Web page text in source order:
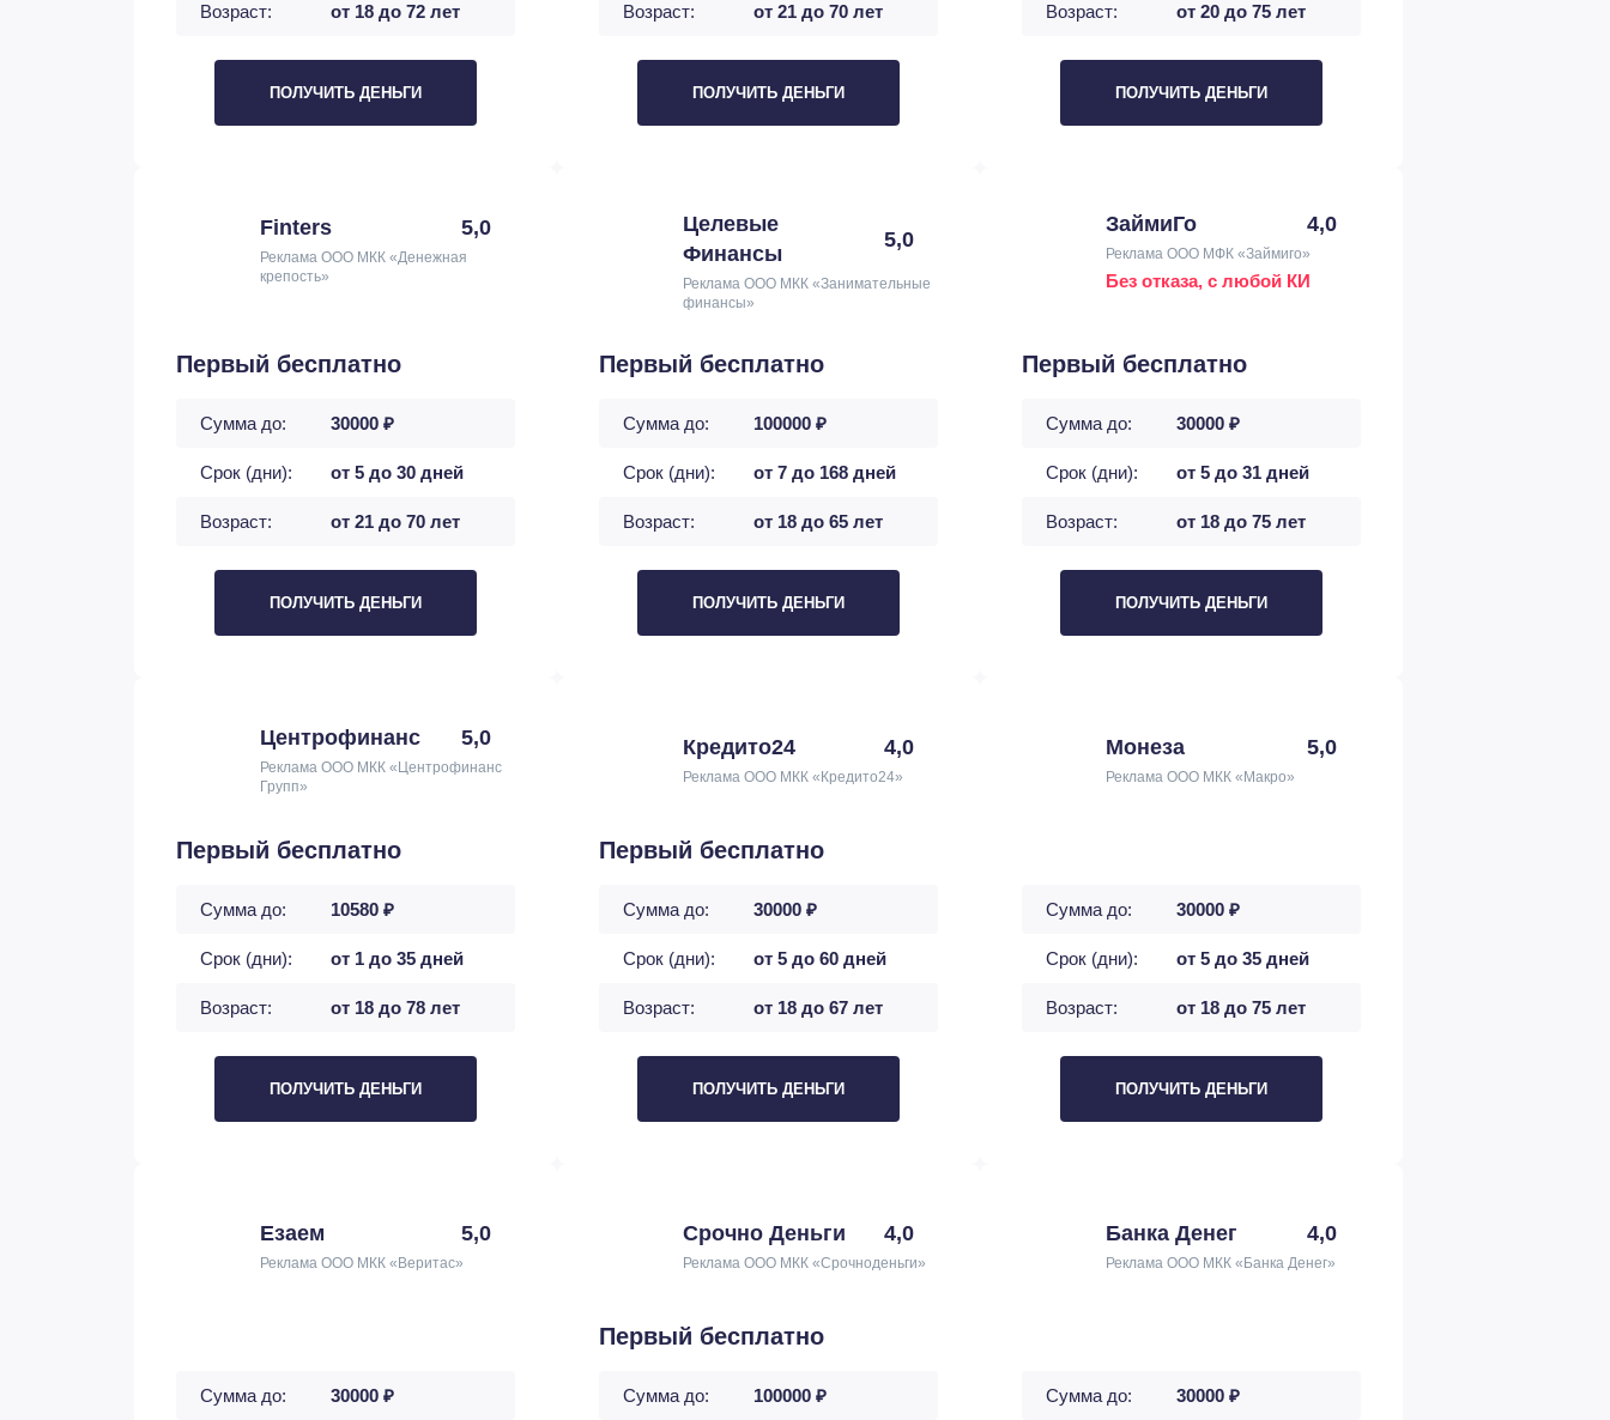
Возраст: от 18 до 72 лет
ПОЛУЧИТЬ ДЕНЬГИ
Возраст: от 21 до 70 лет
ПОЛУЧИТЬ ДЕНЬГИ
Возраст: от 20 до 75 лет
ПОЛУЧИТЬ ДЕНЬГИ
Finters 5,0
Реклама ООО МКК «Денежная
крепость»
Первый бесплатно
Сумма до: 30000 ₽
Срок (дни): от 5 до 30 дней
Возраст: от 21 до 70 лет
ПОЛУЧИТЬ ДЕНЬГИ
Целевые
Финансы
5,0
Реклама ООО МКК «Занимательные
финансы»
Первый бесплатно
Сумма до: 100000 ₽
Срок (дни): от 7 до 168 дней
Возраст: от 18 до 65 лет
ПОЛУЧИТЬ ДЕНЬГИ
ЗаймиГо 4,0
Реклама ООО МФК «Займиго»
Без отказа, с любой КИ
Первый бесплатно
Сумма до: 30000 ₽
Срок (дни): от 5 до 31 дней
Возраст: от 18 до 75 лет
ПОЛУЧИТЬ ДЕНЬГИ
Центрофинанс 5,0
Реклама ООО МКК «Центрофинанс
Групп»
Первый бесплатно
Сумма до: 10580 ₽
Срок (дни): от 1 до 35 дней
Возраст: от 18 до 78 лет
ПОЛУЧИТЬ ДЕНЬГИ
Кредито24 4,0
Реклама ООО МКК «Кредито24»
Первый бесплатно
Сумма до: 30000 ₽
Срок (дни): от 5 до 60 дней
Возраст: от 18 до 67 лет
ПОЛУЧИТЬ ДЕНЬГИ
Монеза 5,0
Реклама ООО МКК «Макро»
Сумма до: 30000 ₽
Срок (дни): от 5 до 35 дней
Возраст: от 18 до 75 лет
ПОЛУЧИТЬ ДЕНЬГИ
Езаем 5,0
Реклама ООО МКК «Веритас»
Сумма до: 30000 ₽
Срочно Деньги 4,0
Реклама ООО МКК «Срочноденьги»
Первый бесплатно
Сумма до: 100000 ₽
Банка Денег 4,0
Реклама ООО МКК «Банка Денег»
Сумма до: 30000 ₽